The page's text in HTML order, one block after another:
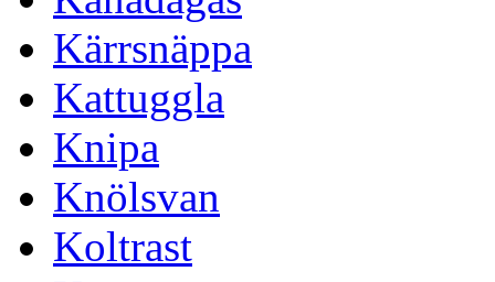
Kärrsnäppa
Kattuggla
Knipa
Knölsvan
Koltrast